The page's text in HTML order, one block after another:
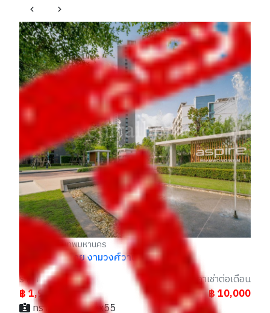
หลักสี่ กรุงเทพมหานคร
บ้านเดี่ยว ซอยงามวงศ์วาน 43 แยก 7 ทำเลดี พร้อมอยู่
ราคาถูก
ราคา
฿ 11,500,000
คิดส์ / 083xxxxx75